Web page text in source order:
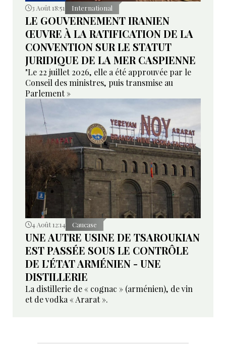
3 Août 18:51 International
LE GOUVERNEMENT IRANIEN
ŒUVRE À LA RATIFICATION DE LA
CONVENTION SUR LE STATUT
JURIDIQUE DE LA MER CASPIENNE
"Le 22 juillet 2026, elle a été approuvée par le
Conseil des ministres, puis transmise au
Parlement »
4 Août 12:14 Caucase
UNE AUTRE USINE DE TSAROUKIAN
EST PASSÉE SOUS LE CONTRÔLE
DE L’ÉTAT ARMÉNIEN - UNE
DISTILLERIE
La distillerie de « cognac » (arménien), de vin
et de vodka « Ararat ».